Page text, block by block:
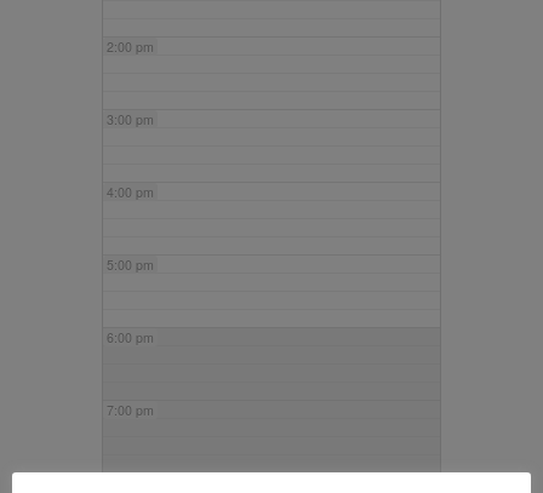
2:00 pm
3:00 pm
4:00 pm
5:00 pm
6:00 pm
7:00 pm